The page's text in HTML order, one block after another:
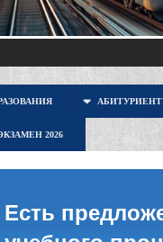
АБИТУРИЕНТУ
2026
Есть